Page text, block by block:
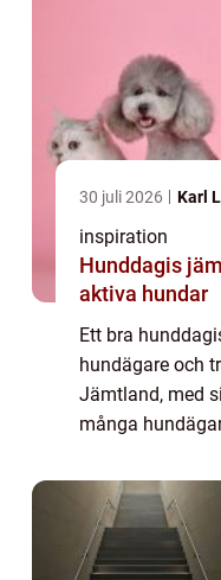
30 juli 2026 Karl
inspiration
Hunddagis jämtland trygg
aktiva hundar
Ett bra
hundägare och
Jämtland, med
många
hand om
ägare jobbar